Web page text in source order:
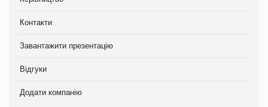
Контакти
Завантажити презентацію
Відгуки
Додати компанію